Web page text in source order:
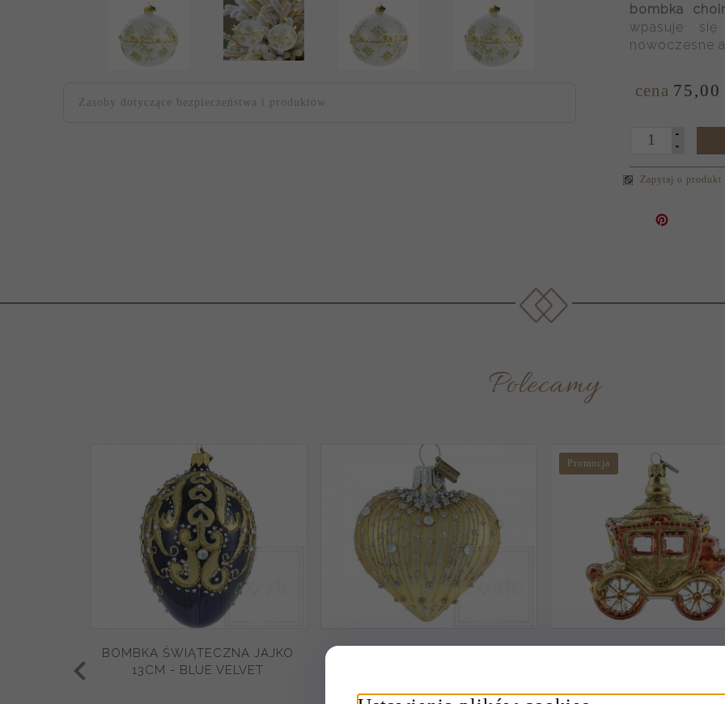
Zasoby dotyczące bezpieczeństwa i produktów
bombka
wpasuje
nowoczesne
cena 75,00
Zapytaj o produkt
Polecamy
BOMBKA ŚWIĄTECZNA JAJKO
13CM - BLUE VELVET
BOMBKA ŚWIĄTECZNA SERCE
Promocja